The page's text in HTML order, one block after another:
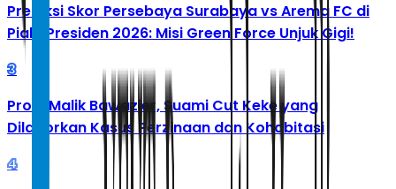
Prediksi Skor Persebaya Surabaya vs Arema FC di
Piala Presiden 2026: Misi Green Force Unjuk Gigi!
3
Profil Malik Bawazier, Suami Cut Keke yang
Dilaporkan Kasus Perzinaan dan Kohabitasi
4